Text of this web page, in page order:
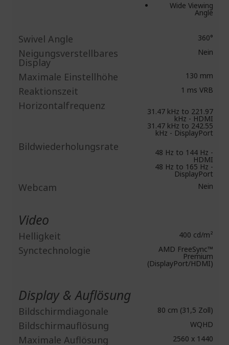
Wide Viewing
Angle
Swivel Angle 360°
Neigungsverstellbares
Display
Nein
Maximale Einstellhöhe 130 mm
Reaktionszeit 1 ms VRB
Horizontalfrequenz 31.47 kHz to 221.97
kHz - HDMI
31.47 kHz to 242.55
kHz - DisplayPort
Bildwiederholungsrate 48 Hz to 144 Hz -
HDMI
48 Hz to 165 Hz -
DisplayPort
Webcam Nein
Video
Helligkeit 400 cd/m²
Synctechnologie AMD FreeSync™
Premium
(DisplayPort/HDMI)
Display & Auflösung
Bildschirmdiagonale 80 cm (31,5 Zoll)
Bildschirmauflösung WQHD
Maximale Auflösung 2560 x 1440